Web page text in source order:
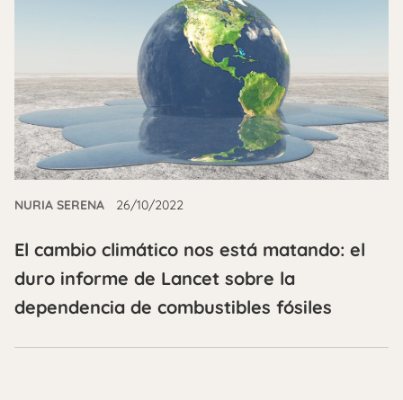
NURIA SERENA 26/10/2022
El cambio climático nos está matando: el
duro informe de Lancet sobre la
dependencia de combustibles fósiles